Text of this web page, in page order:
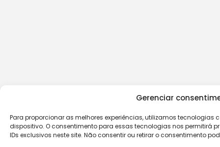
Gerenciar
Para proporcionar as melhores experiências, utilizamos
dispositivo. O consentimento para essas tecnologias nos
IDs exclusivos neste site. Não consentir ou retirar o consentimento